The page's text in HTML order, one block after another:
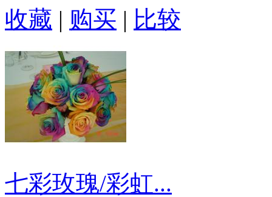
收藏 | 购买 | 比较
七彩玫瑰/彩虹...